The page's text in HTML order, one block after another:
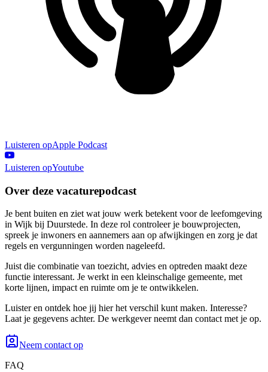
Luisteren opApple Podcast
Luisteren opYoutube
Over deze vacaturepodcast
Je bent buiten en ziet wat jouw werk betekent voor de leefomgeving
in Wijk bij Duurstede. In deze rol controleer je bouwprojecten,
spreek je inwoners en aannemers aan op afwijkingen en zorg je dat
regels en vergunningen worden nageleefd.
Juist die combinatie van toezicht, advies en optreden maakt deze
functie interessant. Je werkt in een kleinschalige gemeente, met
korte lijnen, impact en ruimte om je te ontwikkelen.
Luister en ontdek hoe jij hier het verschil kunt maken. Interesse?
Laat je gegevens achter. De werkgever neemt dan contact met je op.
Neem contact op
FAQ